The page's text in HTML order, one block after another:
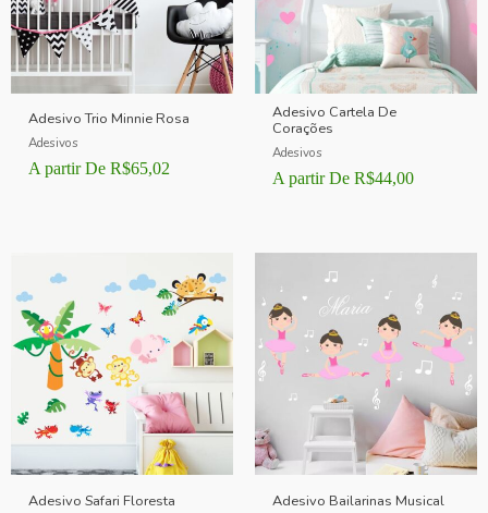
Adesivo Trio Minnie Rosa
Adesivos
A partir De R$65,02
Adesivo Cartela De
Corações
Adesivos
A partir De R$44,00
Adesivo Safari Floresta Adesivo Bailarinas Musical